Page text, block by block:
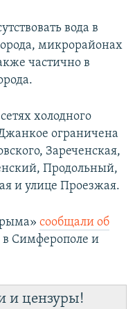
вода в
микрорайонах
частично в
холодного
ограничена
Зареченская,
Продольный,
и улице Проезжая.
сообщали об
в Симферополе и
и цензуры!